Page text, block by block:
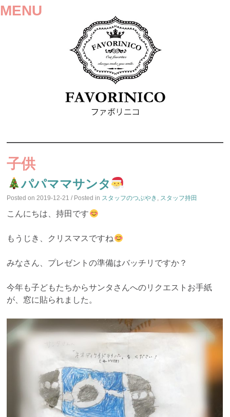
MENU
TO
CONTENT
子供
パパママサンタ
Posted on2019-12-21 / Posted in スタッフのつぶやき , スタッフ持田
こんにちは、持田です
もうじき、クリスマスですね
みなさん、プレゼントの準備はバッチリですか？
今年も子どもたちからサンタさんへのリクエストお手紙
が、窓に貼られました。